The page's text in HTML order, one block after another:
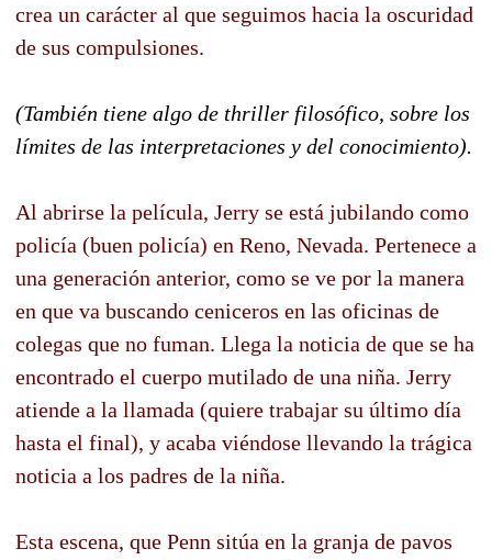
crea un carácter al que seguimos hacia la oscuridad
de sus compulsiones.
(También tiene algo de thriller filosófico, sobre los
límites de las interpretaciones y del conocimiento).
Al abrirse la película, Jerry se está jubilando como
policía (buen policía) en Reno, Nevada. Pertenece a
una generación anterior, como se ve por la manera
en que va buscando ceniceros en las oficinas de
colegas que no fuman. Llega la noticia de que se ha
encontrado el cuerpo mutilado de una niña. Jerry
atiende a la llamada (quiere trabajar su último día
hasta el final), y acaba viéndose llevando la trágica
noticia a los padres de la niña.
Esta escena, que Penn sitúa en la granja de pavos